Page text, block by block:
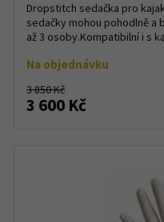
Dropstitch sedačka pro
sedačky mohou pohodlně a
až 3 osoby.Kompatibilní i s
Na objednávku
3 850 Kč
3 600 Kč